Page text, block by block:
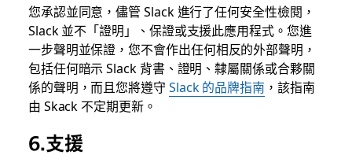
您承認並同意，儘管 Slack 進行了任何安全性檢閱，
Slack 並不「證明」、保證或支援此應用程式。您進
一步聲明並保證，您不會作出任何相反的外部聲明，
包括任何暗示 Slack 背書、證明、隸屬關係或合夥關
係的聲明，而且您將遵守 Slack 的品牌指南 ，該指南
由 Skack 不定期更新。
6.支援